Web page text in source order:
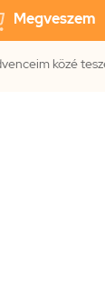
Megveszem
közé